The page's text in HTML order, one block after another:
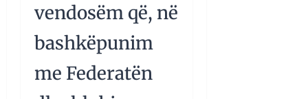
vendosëm që, në
bashkëpunim
me Federatën